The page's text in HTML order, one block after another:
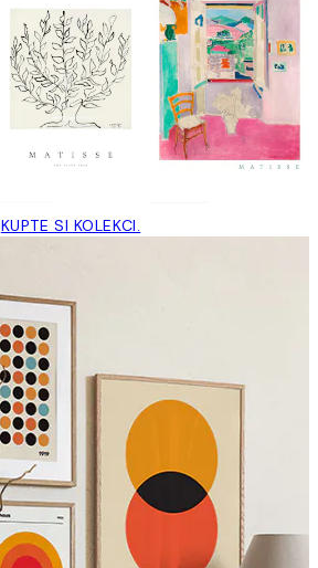
KUPTE SI KOLEKCI.